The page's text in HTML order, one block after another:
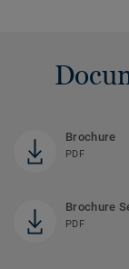
Brochure
PDF
Brochure
PDF